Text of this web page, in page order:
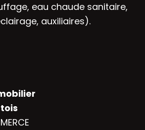
eau chaude sanitaire,
auxiliaires).